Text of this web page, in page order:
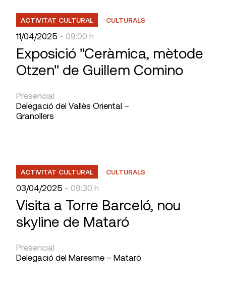
ACTIVITAT CULTURAL CULTURALS
11/04/2025 - 09:00 h
Exposició "Ceràmica, mètode
Otzen" de Guillem Comino
Presencial
Delegació del Vallès Oriental –
Granollers
ACTIVITAT CULTURAL CULTURALS
03/04/2025 - 09:30 h
Visita a Torre Barceló, nou
skyline de Mataró
Presencial
Delegació del Maresme – Mataró